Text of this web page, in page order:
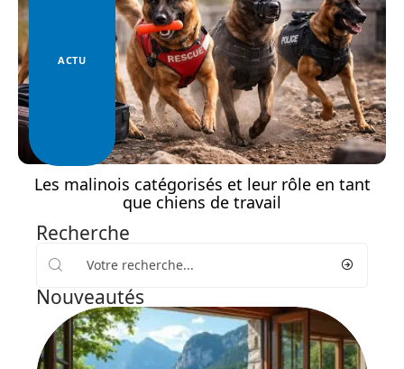
ACTU
Les malinois catégorisés et leur rôle en tant
que chiens de travail
Recherche
Nouveautés